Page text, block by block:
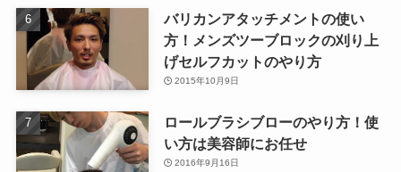
バリカンアタッチメントの使い
方！メンズツーブロックの刈り上
げセルフカットのやり方
2015年10月9日
ロールブラシブローのやり方！使
い方は美容師にお任せ
2016年9月16日